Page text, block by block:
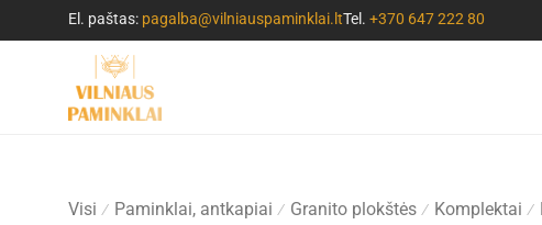
El. paštas: pagalba@vilniauspaminklai.ltTel. +370 647 222 80
Visi ⁄ Paminklai, antkapiai ⁄ Granito plokštės ⁄ Komplektai ⁄